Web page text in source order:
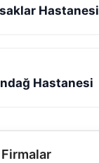
Hastanesi
Hastanesi